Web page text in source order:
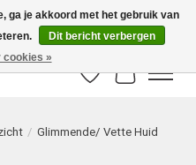
gratis verzonden!
Verlanglijst
/ Glimmende/ Vette Huid
ga je akkoord met het gebruik van
Dit bericht verbergen
cookies »